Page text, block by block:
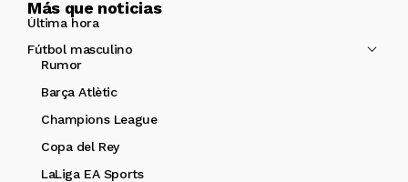
Más que noticias
Última hora
Fútbol masculino
Rumor
Barça Atlètic
Champions League
Copa del Rey
LaLiga EA Sports